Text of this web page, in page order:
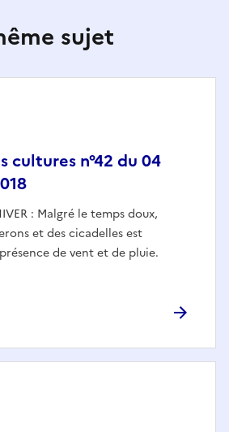
sujet
cultures n°42 du 04
: Malgré le temps doux,
et des cicadelles est
de vent et de pluie.